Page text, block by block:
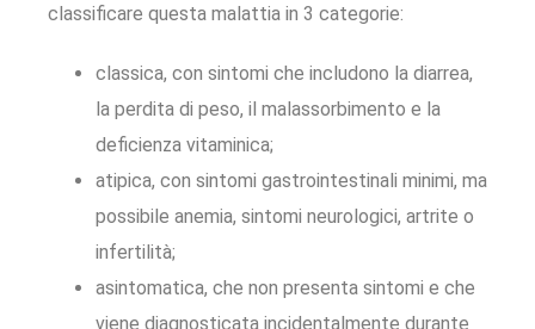
classificare questa malattia in 3 categorie:
classica, con sintomi che includono la diarrea,
la perdita di peso, il malassorbimento e la
deficienza vitaminica;
atipica, con sintomi gastrointestinali minimi, ma
possibile anemia, sintomi neurologici, artrite o
infertilità;
asintomatica, che non presenta sintomi e che
viene diagnosticata incidentalmente durante